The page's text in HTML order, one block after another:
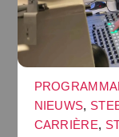
NIEUWS,
CARRIÈRE,